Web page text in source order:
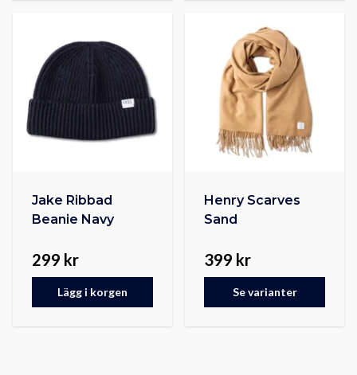
Jake Ribbad
Beanie Navy
299 kr
Lägg i korgen
Henry Scarves
Sand
399 kr
Se varianter